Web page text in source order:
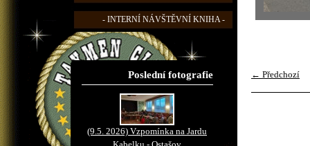
- INTERNÍ NÁVŠTĚVNÍ KNIHA -
Poslední fotografie
(9.5. 2026) Vzpomínka na Jardu
← Předchozí